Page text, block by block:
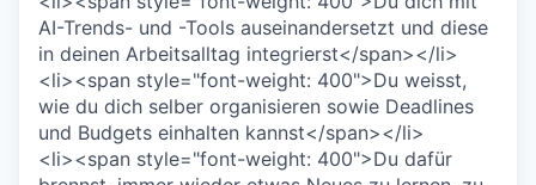
AI-Trends- und -Tools auseinandersetzt und diese
in deinen Arbeitsalltag integrierst</span></li>
<li><span style="font-weight: 400">Du weisst,
wie du dich selber organisieren sowie Deadlines
und Budgets einhalten kannst</span></li>
<li><span style="font-weight: 400">Du dafür